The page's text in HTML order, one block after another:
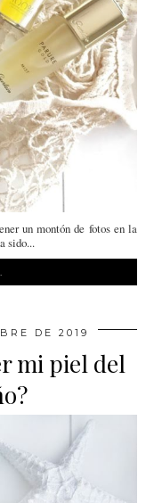
un montón de fotos en la
sido...
DE 2019
mi piel del